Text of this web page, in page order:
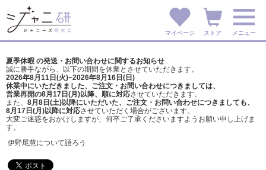
マイページ ストア メニュー
夏季休暇 の発送・お問い合わせに関するお知らせ
誠に勝手ながら、以下の期間を休業とさせていただきます。
2026年8月11日(火)~2026年8月16日(日)
休業中にいただきました、ご注文・お問い合わせにつきましては、
営業再開の8月17日(月)以降、順に対応させていただきます。
また、 8月8日(土)以降にいただいた、ご注文・ お問い合わせにつきましても、
8月17日(月)以降に対応させていただく場合がございます。
大変ご迷惑をおかけしますが、 何卒ご了承くださいますようお願い申し上げま
す。
伊野尾慧について語ろう